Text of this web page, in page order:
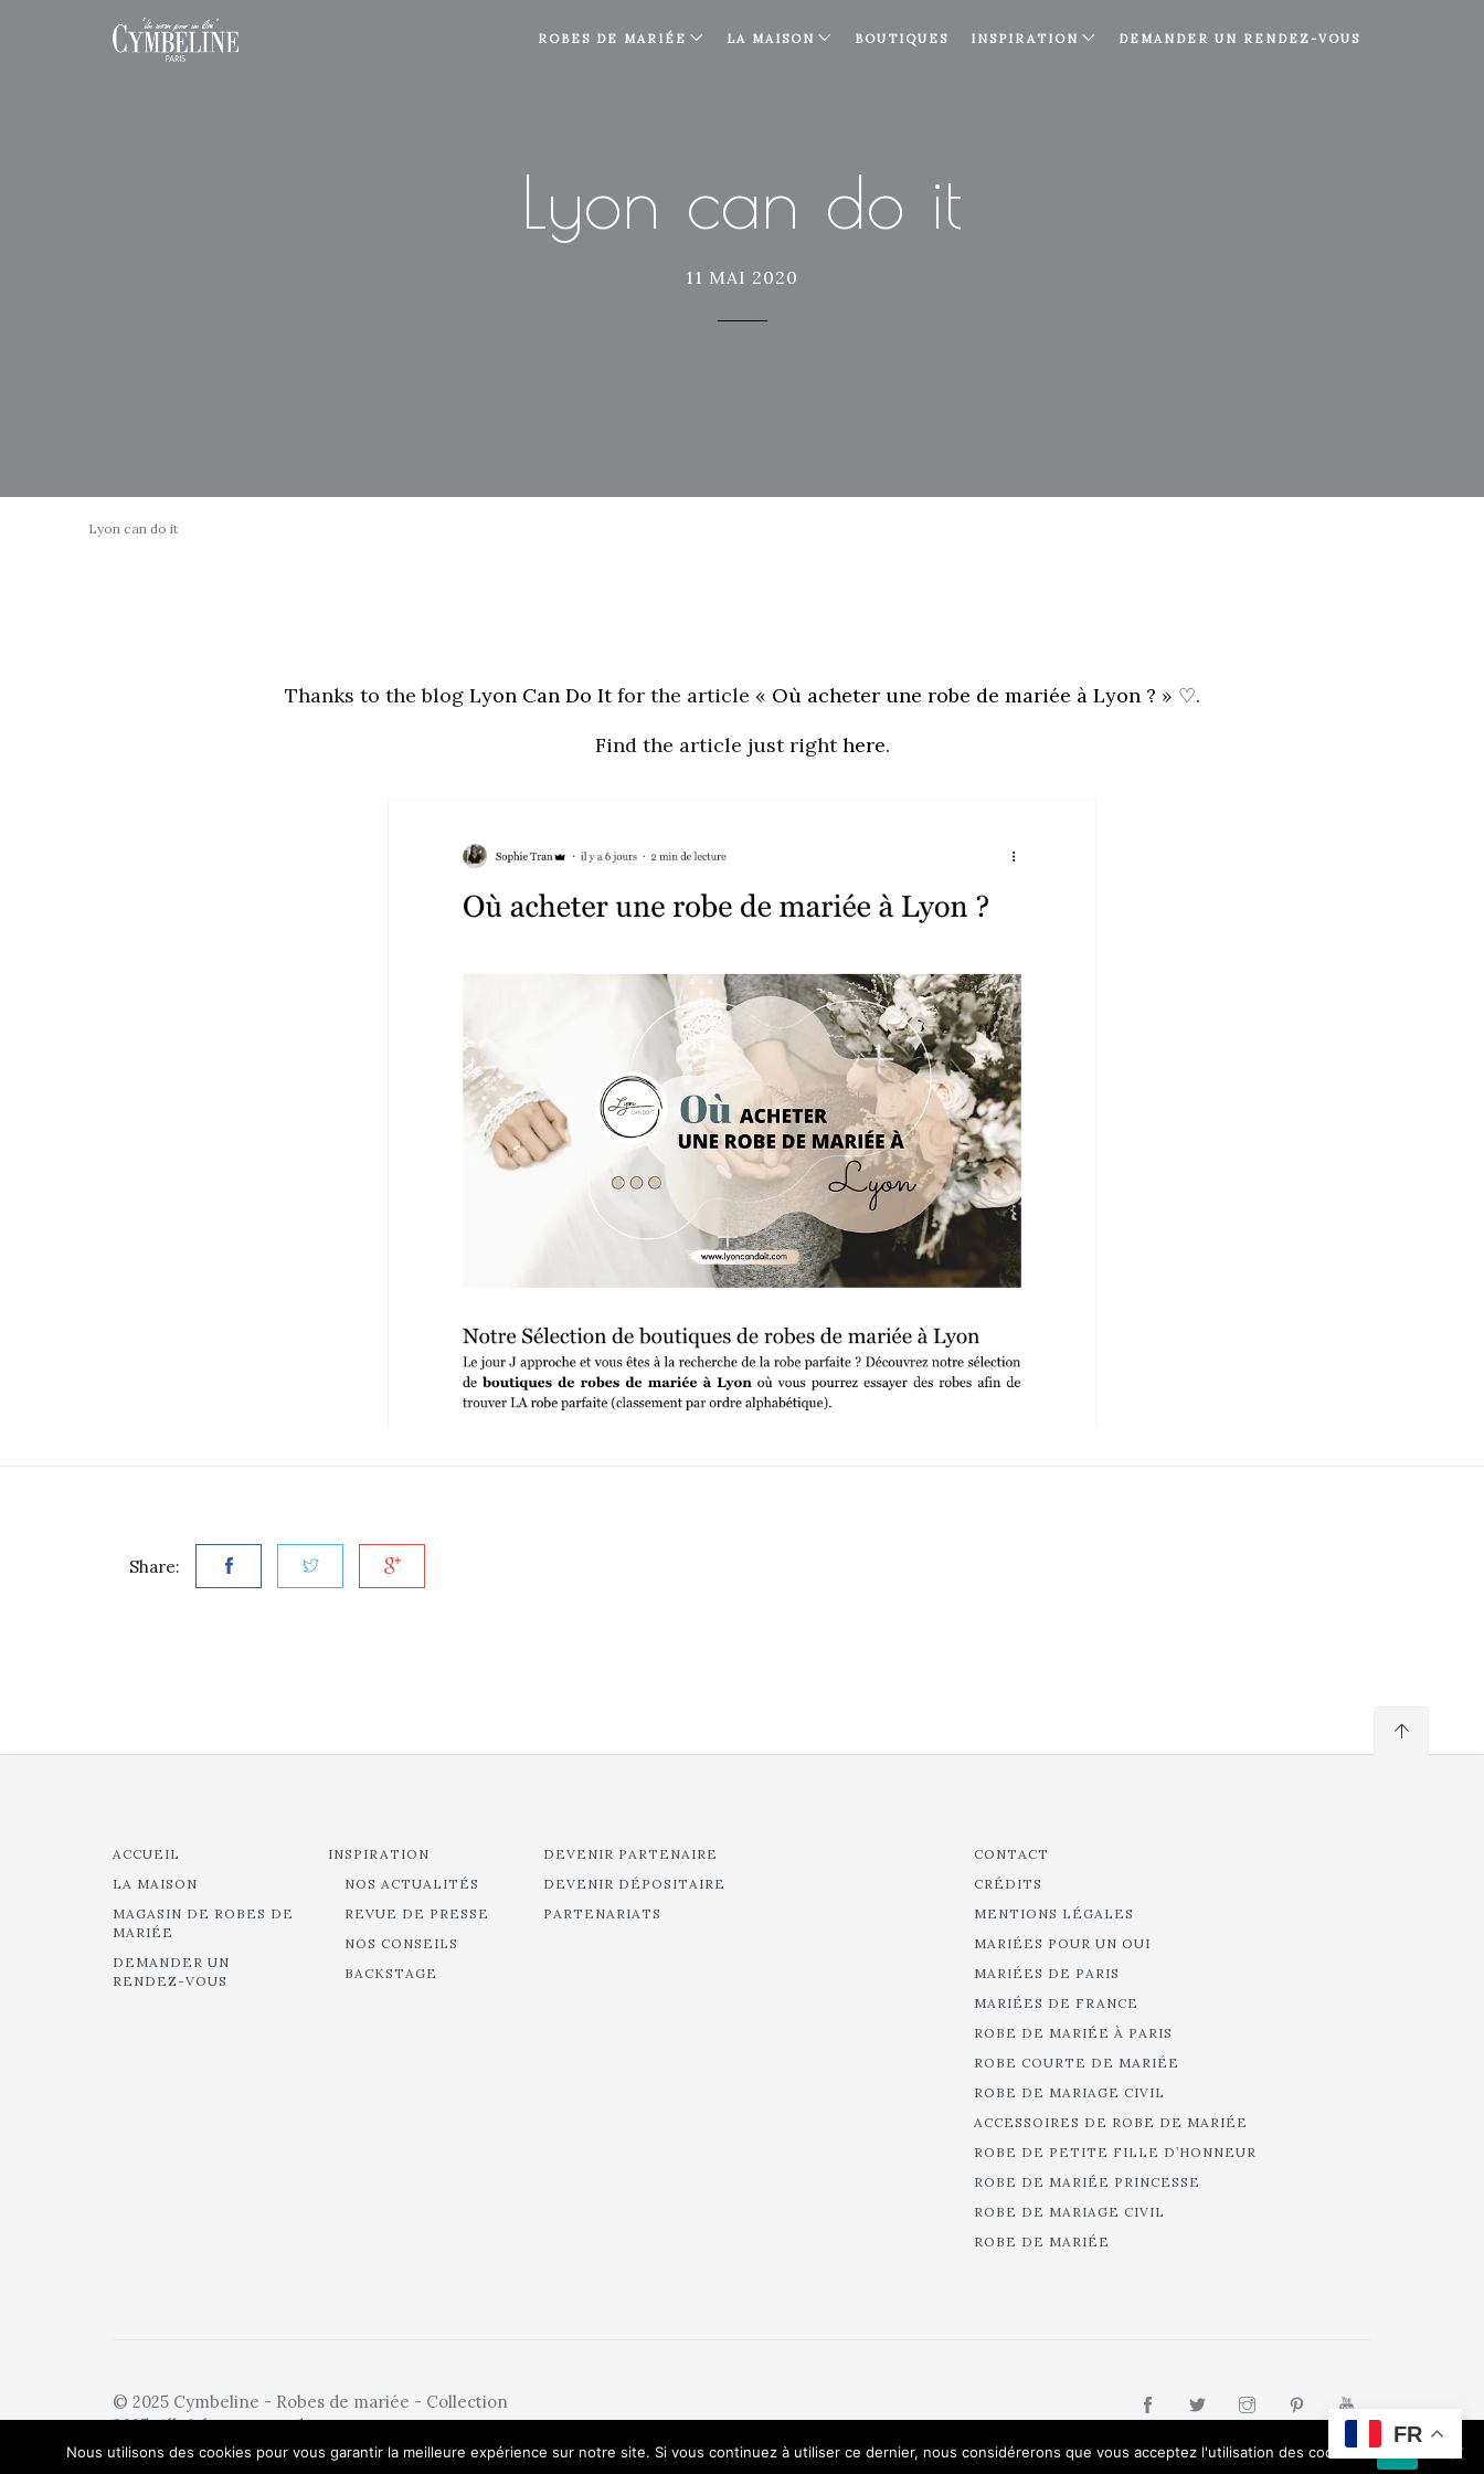
ROBES DE MARIÉE LA MAISON BOUTIQUES INSPIRATION DEMANDER UN RENDEZ-VOUS
Lyon can do it
11 MAI 2020
Lyon can do it
Thanks to the blog Lyon Can Do Itfor the article « Où acheter une robe de mariée à Lyon ? » ♡.
Find the article just righthere.
Share:
ACCUEIL
LA MAISON
MAGASIN DE ROBES DE
MARIÉE
DEMANDER UN
RENDEZ-VOUS
INSPIRATION
NOS ACTUALITÉS
REVUE DE PRESSE
NOS CONSEILS
BACKSTAGE
DEVENIR PARTENAIRE
DEVENIR DÉPOSITAIRE
PARTENARIATS
CONTACT
CRÉDITS
MENTIONS LÉGALES
MARIÉES POUR UN OUI
MARIÉES DE PARIS
MARIÉES DE FRANCE
ROBE DE MARIÉE À PARIS
ROBE COURTE DE MARIÉE
ROBE DE MARIAGE CIVIL
ACCESSOIRES DE ROBE DE MARIÉE
ROBE DE PETITE FILLE D’HONNEUR
ROBE DE MARIÉE PRINCESSE
ROBE DE MARIAGE CIVIL
ROBE DE MARIÉE
© 2025 Cymbeline - Robes de mariée - Collection
2025. All rights reserved.
FR
Nous utilisons des cookies pour vous garantir la meilleure expérience sur notre site. Si vous continuez à utiliser ce dernier, nous considérerons que vous acceptez l'utilisation des cookies.